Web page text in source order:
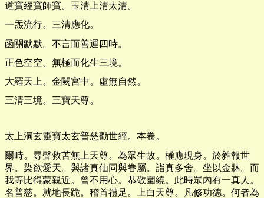
道寶經寶師寶。玉清上清太清。
一炁流行。三清應化。
函關默默。不言而善運四時。
正色空空。無極而化生三境。
大羅天上。金闕宮中。虛無自然。
三清三境。三寶天尊。
太上洞玄靈寶太玄普慈勸世經。本卷。
爾時。尋聲救苦無上天尊。為眾生故。權應現身。於雜報世
界。染欲愛天。與諸真仙同與眷屬。詣真多舍。坐以金牀。而
我等比得蒙親近。曾不用心。恭敬圍繞。此時眾內有一真人。
名普慈。就地長跪。稽首禮足。上白天尊。凡修功德。何者為